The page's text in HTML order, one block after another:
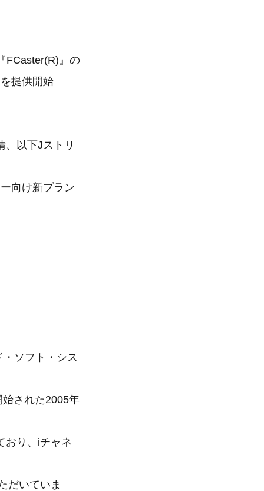
』の
供開始
以下Jストリ
向け新プラン
・ソフト・シス
された2005年
おり、iチャネ
だいていま